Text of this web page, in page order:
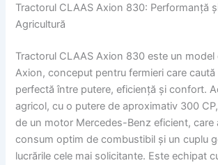
Tractorul CLAAS Axion 830: Performanță
Agricultură
Tractorul CLAAS Axion 830 este un
Axion, conceput pentru fermieri care
perfectă între putere, eficiență și confort.
agricol, cu o putere de aproximativ 300
de un motor Mercedes-Benz eficient, care
consum optim de combustibil și un cuplu
lucrările cele mai solicitante. Este echipat